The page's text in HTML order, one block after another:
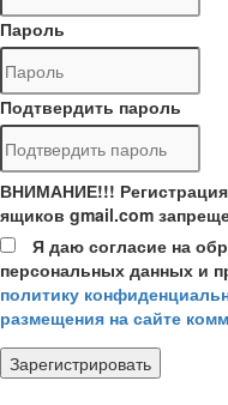
Пароль
Подтвердить пароль
ВНИМАНИЕ!!!
ящиков gmail.com
Я даю согласие на
персональных данных и
политику
размещения на сайте
Зарегистрировать